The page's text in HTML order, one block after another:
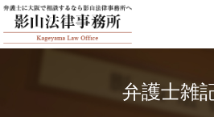
弁護士雑